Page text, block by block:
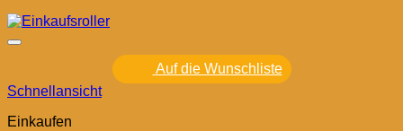
Auf die Wunschliste
Schnellansicht
Einkaufen